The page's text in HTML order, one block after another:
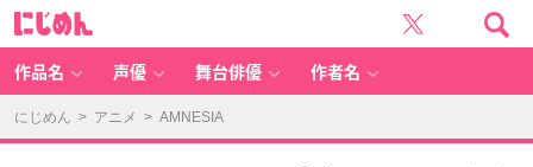
作品名 声優 舞台俳優 作者名
にじめん > アニメ > AMNESIA